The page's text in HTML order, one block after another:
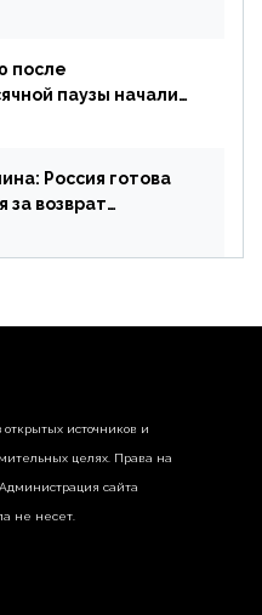
после
паузы начали
Россия готова
за возврат
источников и
целях. Права на
сайта
не несет.